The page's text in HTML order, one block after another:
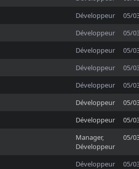
Développeur
05/
Développeur
05/
Développeur
05/
Développeur
05/
Développeur
05/
Développeur
05/
Développeur
05/
Manager,
Développeur
05/
Développeur
05/